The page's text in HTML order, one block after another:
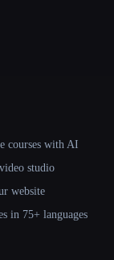
courses with AI
studio
website
in 75+ languages